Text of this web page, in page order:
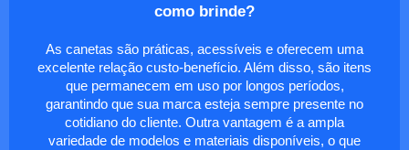
como brinde?
As canetas são práticas, acessíveis e oferecem uma
excelente relação custo-benefício. Além disso, são itens
que permanecem em uso por longos períodos,
garantindo que sua marca esteja sempre presente no
cotidiano do cliente. Outra vantagem é a ampla
variedade de modelos e materiais disponíveis, o que